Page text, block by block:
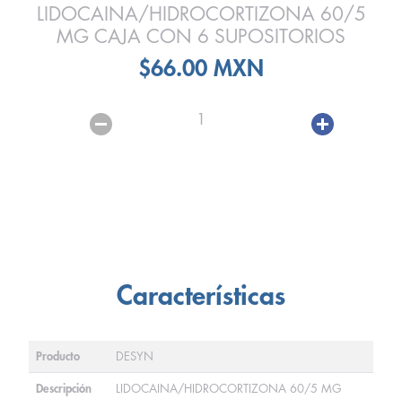
LIDOCAINA/HIDROCORTIZONA 60/5
MG CAJA CON 6 SUPOSITORIOS
$66.00 MXN
1
Características
Producto DESYN
Descripción
LIDOCAINA/HIDROCORTIZONA 60/5 MG